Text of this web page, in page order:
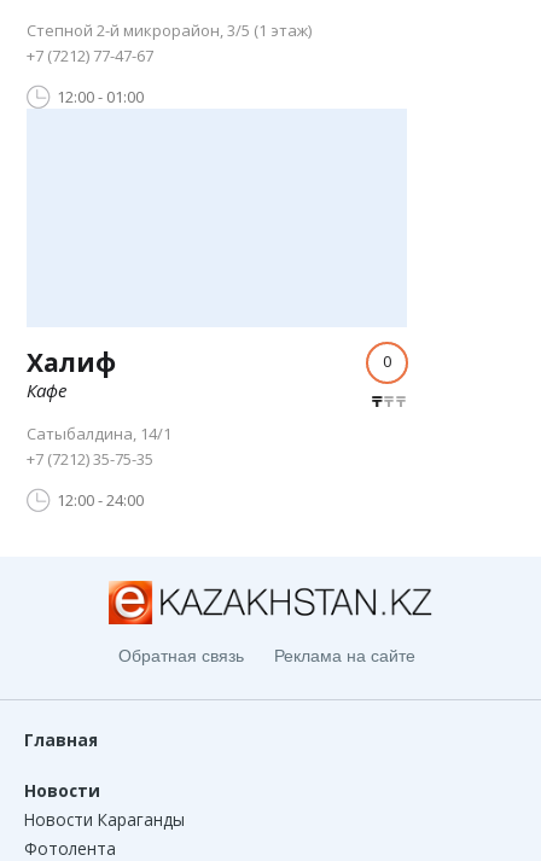
Степной 2-й микрорайон, 3/5 (1 этаж)
+7 (7212) 77-47-67
12:00 - 01:00
Халиф
Кафе
Сатыбалдина, 14/1
+7 (7212) 35-75-35
12:00 - 24:00
0
Обратная связь Реклама на сайте
Главная
Новости
Новости Караганды
Фотолента